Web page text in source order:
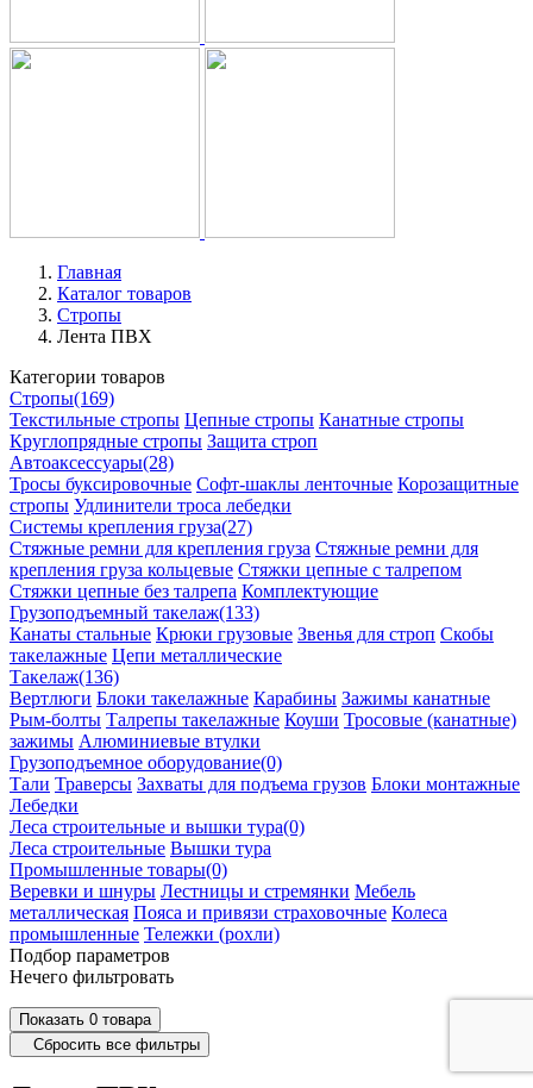
Главная
Каталог товаров
Стропы
Лента ПВХ
Категории товаров
Стропы(169)
Текстильные стропы Цепные стропы Канатные стропы
Круглопрядные стропы Защита строп
Автоаксессуары(28)
Тросы буксировочные Софт-шаклы ленточные Корозащитные
стропы Удлинители троса лебедки
Системы крепления груза(27)
Стяжные ремни для крепления груза Стяжные ремни для
крепления груза кольцевые Стяжки цепные с талрепом
Стяжки цепные без талрепа Комплектующие
Грузоподъемный такелаж(133)
Канаты стальные Крюки грузовые Звенья для строп Скобы
такелажные Цепи металлические
Такелаж(136)
Вертлюги Блоки такелажные Карабины Зажимы канатные
Рым-болты Талрепы такелажные Коуши Тросовые (канатные)
зажимы Алюминиевые втулки
Грузоподъемное оборудование(0)
Тали Траверсы Захваты для подъема грузов Блоки монтажные
Лебедки
Леса строительные и вышки тура(0)
Леса строительные Вышки тура
Промышленные товары(0)
Веревки и шнуры Лестницы и стремянки Мебель
металлическая Пояса и привязи страховочные Колеса
промышленные Тележки (рохли)
Подбор параметров
Нечего фильтровать
Показать 0 товара
Сбросить все фильтры